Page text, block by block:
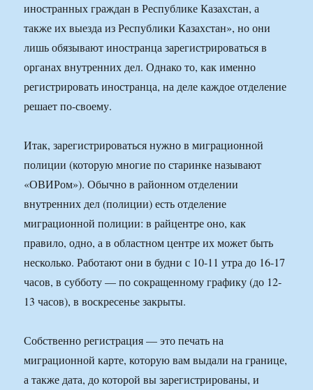
иностранных граждан в Республике Казахстан, а
также их выезда из Республики Казахстан», но они
лишь обязывают иностранца зарегистрироваться в
органах внутренних дел. Однако то, как именно
регистрировать иностранца, на деле каждое отделение
решает по-своему.
Итак, зарегистрироваться нужно в миграционной
полиции (которую многие по старинке называют
«ОВИРом»). Обычно в районном отделении
внутренних дел (полиции) есть отделение
миграционной полиции: в райцентре оно, как
правило, одно, а в областном центре их может быть
несколько. Работают они в будни с 10-11 утра до 16-17
часов, в субботу — по сокращенному графику (до 12-
13 часов), в воскресенье закрыты.
Собственно регистрация — это печать на
миграционной карте, которую вам выдали на границе,
а также дата, до которой вы зарегистрированы, и